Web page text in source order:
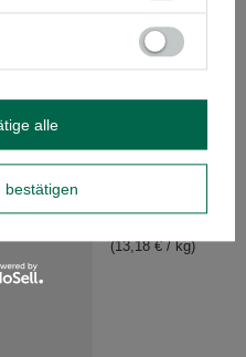
für
Stelle eine Frage
PRODUKTE
(13,18 € / kg)
bestätigen
alle